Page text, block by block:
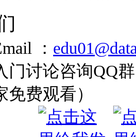
：
门讨论咨询QQ
免费观看）